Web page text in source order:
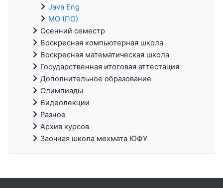
Java Eng
МО (ПО)
Осенний семестр
Воскресная компьютерная школа
Воскресная математическая школа
Государственная итоговая аттестация
Дополнительное образование
Олимпиады
Видеолекции
Разное
Архив курсов
Заочная школа мехмата ЮФУ